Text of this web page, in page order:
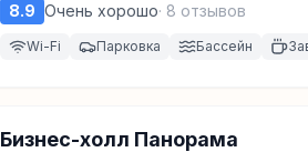
8.9 Очень хорошо· 8 отзывов
Wi-Fi Парковка Бассейн
Бизнес-холл Панорама